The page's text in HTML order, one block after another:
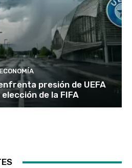
presión de UEFA
de la FIFA